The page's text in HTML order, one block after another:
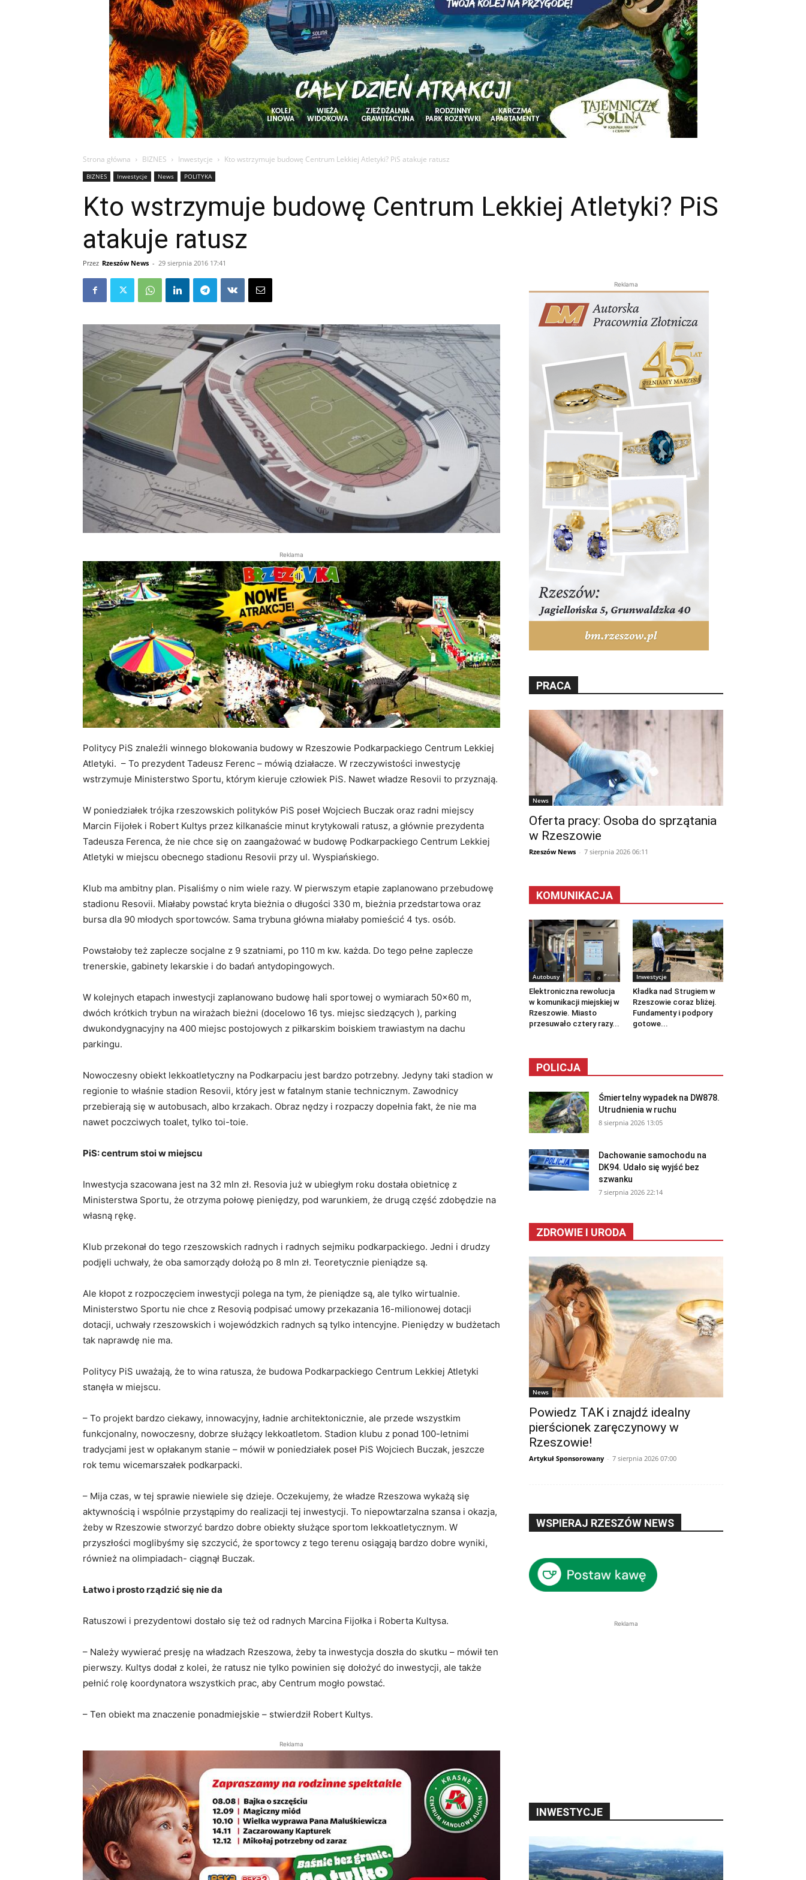
Strona główna BIZNES Inwestycje Kto wstrzymuje budowę Centrum Lekkiej Atletyki? PiS atakuje ratusz
BIZNES Inwestycje News POLITYKA
Kto wstrzymuje budowę Centrum Lekkiej Atletyki? PiS
atakuje ratusz
Przez Rzeszów News - 29 sierpnia 2016 17:41
Reklama
Politycy PiS znaleźli winnego blokowania budowy w Rzeszowie Podkarpackiego Centrum Lekkiej
Atletyki. – To prezydent Tadeusz Ferenc – mówią działacze. W rzeczywistości inwestycję
wstrzymuje Ministerstwo Sportu, którym kieruje człowiek PiS. Nawet władze Resovii to przyznają.
W poniedziałek trójka rzeszowskich polityków PiS poseł Wojciech Buczak oraz radni miejscy
Marcin Fijołek i Robert Kultys przez kilkanaście minut krytykowali ratusz, a głównie prezydenta
Tadeusza Ferenca, że nie chce się on zaangażować w budowę Podkarpackiego Centrum Lekkiej
Atletyki w miejscu obecnego stadionu Resovii przy ul. Wyspiańskiego.
Klub ma ambitny plan. Pisaliśmy o nim wiele razy. W pierwszym etapie zaplanowano przebudowę
stadionu Resovii. Miałaby powstać kryta bieżnia o długości 330 m, bieżnia przedstartowa oraz
bursa dla 90 młodych sportowców. Sama trybuna główna miałaby pomieścić 4 tys. osób.
Powstałoby też zaplecze socjalne z 9 szatniami, po 110 m kw. każda. Do tego pełne zaplecze
trenerskie, gabinety lekarskie i do badań antydopingowych.
W kolejnych etapach inwestycji zaplanowano budowę hali sportowej o wymiarach 50×60 m,
dwóch krótkich trybun na wirażach bieżni (docelowo 16 tys. miejsc siedzących ), parking
dwukondygnacyjny na 400 miejsc postojowych z piłkarskim boiskiem trawiastym na dachu
parkingu.
Nowoczesny obiekt lekkoatletyczny na Podkarpaciu jest bardzo potrzebny. Jedyny taki stadion w
regionie to właśnie stadion Resovii, który jest w fatalnym stanie technicznym. Zawodnicy
przebierają się w autobusach, albo krzakach. Obraz nędzy i rozpaczy dopełnia fakt, że nie ma
nawet poczciwych toalet, tylko toi-toie.
PiS: centrum stoi w miejscu
Inwestycja szacowana jest na 32 mln zł. Resovia już w ubiegłym roku dostała obietnicę z
Ministerstwa Sportu, że otrzyma połowę pieniędzy, pod warunkiem, że drugą część zdobędzie na
własną rękę.
Klub przekonał do tego rzeszowskich radnych i radnych sejmiku podkarpackiego. Jedni i drudzy
podjęli uchwały, że oba samorządy dołożą po 8 mln zł. Teoretycznie pieniądze są.
Ale kłopot z rozpoczęciem inwestycji polega na tym, że pieniądze są, ale tylko wirtualnie.
Ministerstwo Sportu nie chce z Resovią podpisać umowy przekazania 16-milionowej dotacji
dotacji, uchwały rzeszowskich i wojewódzkich radnych są tylko intencyjne. Pieniędzy w budżetach
tak naprawdę nie ma.
Politycy PiS uważają, że to wina ratusza, że budowa Podkarpackiego Centrum Lekkiej Atletyki
stanęła w miejscu.
– To projekt bardzo ciekawy, innowacyjny, ładnie architektonicznie, ale przede wszystkim
funkcjonalny, nowoczesny, dobrze służący lekkoatletom. Stadion klubu z ponad 100-letnimi
tradycjami jest w opłakanym stanie – mówił w poniedziałek poseł PiS Wojciech Buczak, jeszcze
rok temu wicemarszałek podkarpacki.
– Mija czas, w tej sprawie niewiele się dzieje. Oczekujemy, że władze Rzeszowa wykażą się
aktywnością i wspólnie przystąpimy do realizacji tej inwestycji. To niepowtarzalna szansa i okazja,
żeby w Rzeszowie stworzyć bardzo dobre obiekty służące sportom lekkoatletycznym. W
przyszłości moglibyśmy się szczycić, że sportowcy z tego terenu osiągają bardzo dobre wyniki,
również na olimpiadach- ciągnął Buczak.
Łatwo i prosto rządzić się nie da
Ratuszowi i prezydentowi dostało się też od radnych Marcina Fijołka i Roberta Kultysa.
– Należy wywierać presję na władzach Rzeszowa, żeby ta inwestycja doszła do skutku – mówił ten
pierwszy. Kultys dodał z kolei, że ratusz nie tylko powinien się dołożyć do inwestycji, ale także
pełnić rolę koordynatora wszystkich prac, aby Centrum mogło powstać.
– Ten obiekt ma znaczenie ponadmiejskie – stwierdził Robert Kultys.
Reklama
Reklama
PRACA
News
Oferta pracy: Osoba do sprzątania
w Rzeszowie
Rzeszów News - 7 sierpnia 2026 06:11
KOMUNIKACJA
Autobusy
Elektroniczna rewolucja
w komunikacji miejskiej w
Rzeszowie. Miasto
przesuwało cztery razy...
Inwestycje
Kładka nad Strugiem w
Rzeszowie coraz bliżej.
Fundamenty i podpory
gotowe...
POLICJA
Śmiertelny wypadek na DW878.
Utrudnienia w ruchu
8 sierpnia 2026 13:05
Dachowanie samochodu na
DK94. Udało się wyjść bez
szwanku
7 sierpnia 2026 22:14
ZDROWIE I URODA
News
Powiedz TAK i znajdź idealny
pierścionek zaręczynowy w
Rzeszowie!
Artykuł Sponsorowany - 7 sierpnia 2026 07:00
WSPIERAJ RZESZÓW NEWS
Reklama
INWESTYCJE